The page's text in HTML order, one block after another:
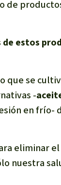
de
de estos
que se
-
en frío-
eliminar
nuestra